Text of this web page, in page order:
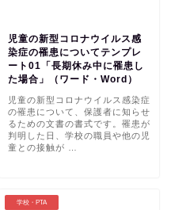
児童の新型コロナウイルス感
染症の罹患についてテンプレ
ート01「長期休み中に罹患し
た場合」（ワード・Word）
児童の新型コロナウイルス感染症
の罹患について、保護者に知らせ
るための文書の書式です。罹患が
判明した日、学校の職員や他の児
童との接触が …
学校・PTA